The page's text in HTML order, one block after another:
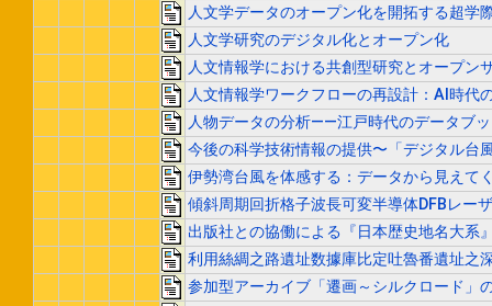
人文学データのオープン化を開拓する超学
人文学研究のデジタル化とオープン化
人文情報学における共創型研究とオープン
人文情報学ワークフローの再設計：AI時代
人物データの分析――江戸時代のデータブ
今後の科学技術情報の提供〜「デジタル台
伊勢湾台風を体感する：データから見えて
傾斜周期回折格子波長可変半導体DFBレー
出版社との協働による『日本歴史地名大系
利用絲綢之路遺址数據庫比定吐魯番遺址之
参加型アーカイブ「遷画～シルクロード」